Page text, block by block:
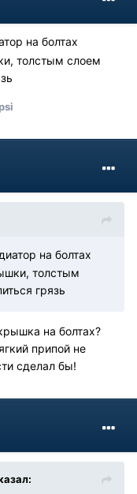
на болтах
толстым слоем
на болтах
толстым
грязь
на болтах?
припой не
сделал бы!